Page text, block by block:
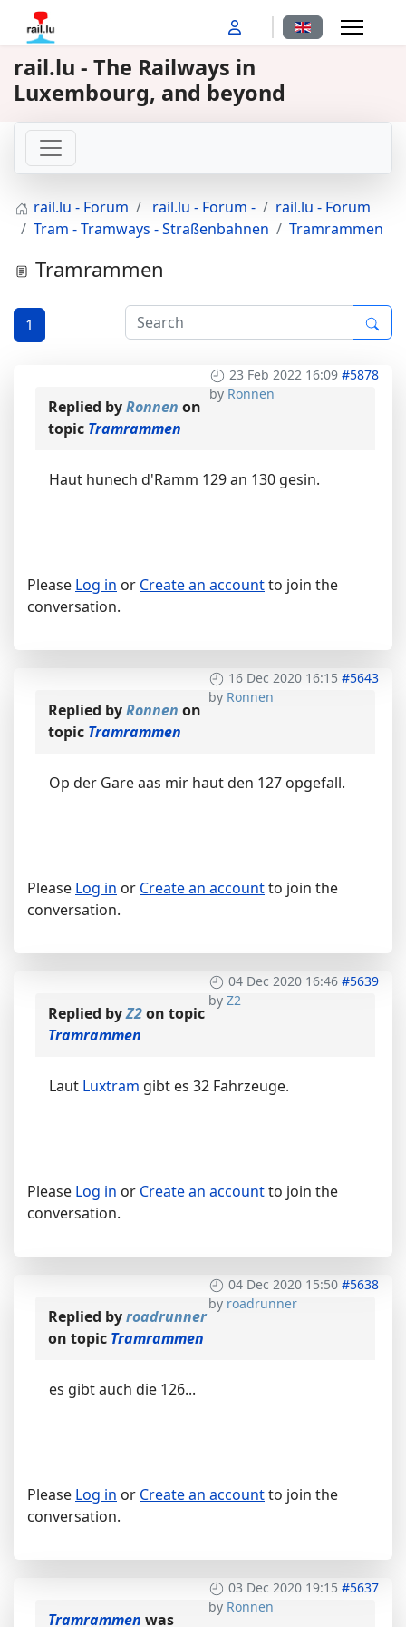
Select your
rail.lu - The Railways in
Luxembourg, and beyond
rail.lu - Forum rail.lu - Forum -
rail.lu - Forum
Tram - Tramways - Straßenbahnen
Tramrammen
Tramrammen
1
23 Feb 2022 16:09 #5878
by Ronnen
Replied byRonnen on
topic Tramrammen
Haut hunech d'Ramm 129 an 130 gesin.
Please Log in or Create an accountto join the
conversation.
16 Dec 2020 16:15 #5643
by Ronnen
Replied byRonnen on
topic Tramrammen
Op der Gare aas mir haut den 127 opgefall.
Please Log in or Create an accountto join the
conversation.
04 Dec 2020 16:46 #5639
by Z2
Replied byZ2on topic
Tramrammen
Laut Luxtram gibt es 32 Fahrzeuge.
Please Log in or Create an accountto join the
conversation.
04 Dec 2020 15:50 #5638
by roadrunner
Replied byroadrunner
on topic Tramrammen
es gibt auch die 126...
Please Log in or Create an accountto join the
conversation.
03 Dec 2020 19:15 #5637
by Ronnen
Tramrammen was